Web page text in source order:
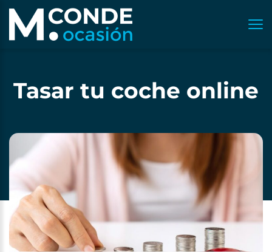
Tasar tu coche online